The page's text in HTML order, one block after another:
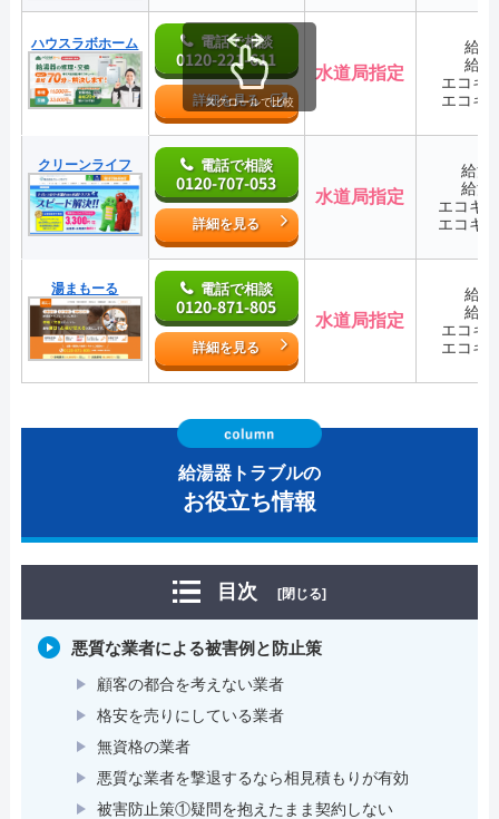
ハウスラボホーム 電話で相談
0120-221-611
詳細を見る
水道局指定
給
給
エコキ
エコキ
クリーンライフ 電話で相談
0120-707-053
詳細を見る
水道局指定
給湯
給湯
エコキ
エコキ
湯まもーる 電話で相談
0120-871-805
詳細を見る
水道局指定
給
給
エコキ
エコキ
スクロールで比較
給湯器トラブルの
お役立ち情報
目次 [閉じる]
悪質な業者による被害例と防止策
顧客の都合を考えない業者
格安を売りにしている業者
無資格の業者
悪質な業者を撃退するなら相見積もりが有効
被害防止策①疑問を抱えたまま契約しない